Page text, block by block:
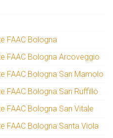
FAAC Bologna
FAAC Bologna Arcoveggio
FAAC Bologna San Mamolo
FAAC Bologna San Ruffillo
FAAC Bologna San Vitale
FAAC Bologna Santa Viola